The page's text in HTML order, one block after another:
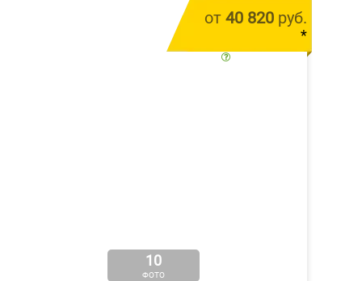
10
ФОТО
от 40 820 руб.
*